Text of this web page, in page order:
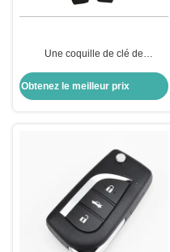
Une coquille de clé de
F-iat
Obtenez le meilleur prix